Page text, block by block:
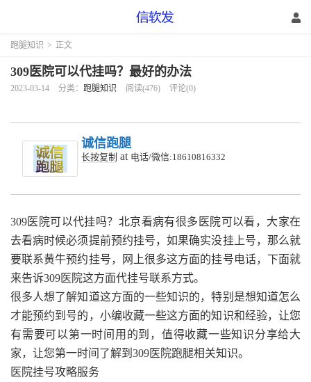
跑腿知识 > 正文
309医院可以代挂吗？最好的办法
2023-03-14 分类： 跑腿知识 阅读(476) 评论(0)
诚信跑腿
长按复制 at 电话/微信:18610816332
309医院可以代挂吗？北京看病有很多医院可以看，大家在
去看病时候必须提前预约挂号，如果确实没挂上号，那么就
要联系黄牛预约挂号，网上很多这方面的挂号电话，下面就
来告诉309医院这方面代挂号联系方式。
很多人想了解知道这方面的一些知识的，特别是想知道怎么
才能预约到号的，小编收藏一些这方面的知识和经验，让您
有需要可以第一时间用的到，值得收藏一些知识分享给大
家，让您第一时间了解到309医院跑腿相关知识。
医院挂号攻略服务